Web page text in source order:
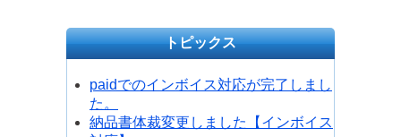
トピックス
paidでのインボイス対応が完了しまし
た。
納品書体裁変更しました【インボイス